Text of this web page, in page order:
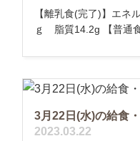
【離乳食(完了)】エ
ｇ 脂質14.2g 【普通
3月22日(水)の給食
2023.03.22